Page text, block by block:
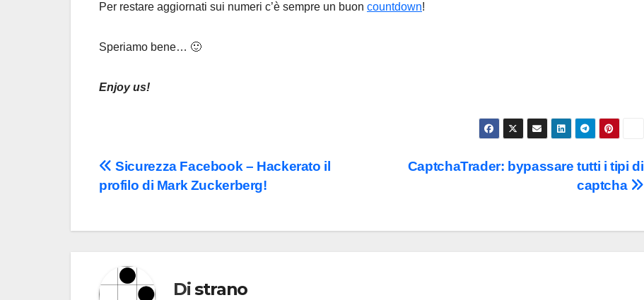
Per restare aggiornati sui numeri c’è sempre un buon countdown!
Speriamo bene… 🙂
Enjoy us!
Navigazione
articoli
CaptchaTrader: bypassare tutti i tipi di
captcha
Sicurezza Facebook – Hackerato il
profilo di Mark Zuckerberg!
Distrano